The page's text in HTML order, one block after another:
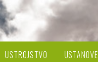
USTROJSTVO USTANOVE